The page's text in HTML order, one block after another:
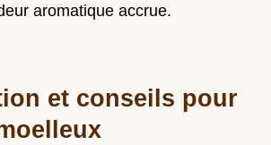
aromatique accrue.
et conseils pour